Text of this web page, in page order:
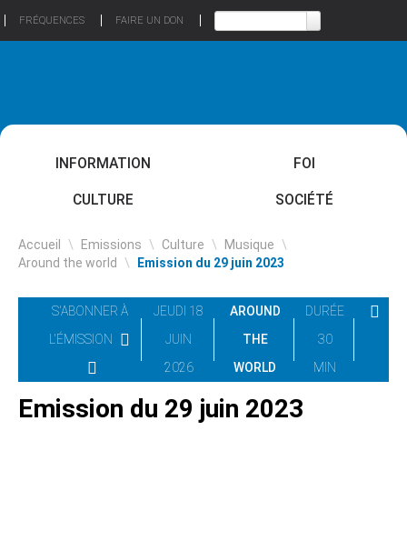
FRÉQUENCES FAIRE UN DON
INFORMATION FOI
CULTURE SOCIÉTÉ
Accueil \ Emissions \ Culture \ Musique \
Around the world
\ Emission du 29 juin 2023
S'ABONNER À
L'ÉMISSION
JEUDI 18
JUIN
2026
AROUND
THE
WORLD
DURÉE
30
MIN
Emission du 29 juin 2023